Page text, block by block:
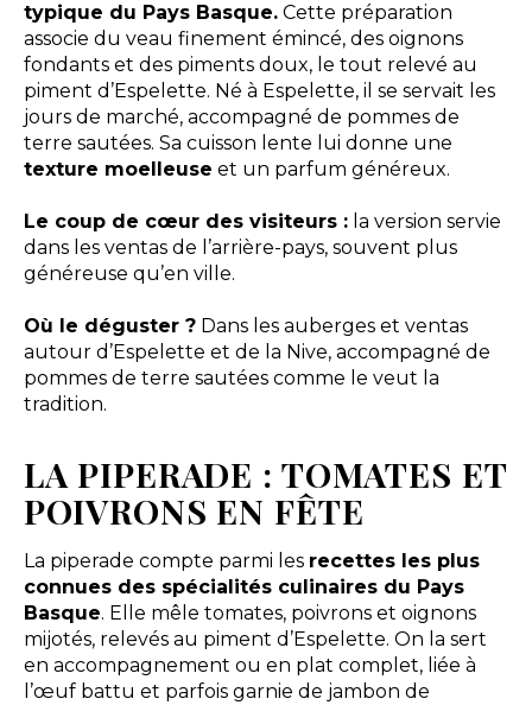
typique du Pays Basque.Cette préparation
associe du veau finement émincé, des oignons
fondants et des piments doux, le tout relevé au
piment d’Espelette. Né à Espelette, il se servait les
jours de marché, accompagné de pommes de
terre sautées. Sa cuisson lente lui donne une
texture moelleuse et un parfum généreux.
Le coup de cœur des visiteurs :la version servie
dans les ventas de l’arrière-pays, souvent plus
généreuse qu’en ville.
Où le déguster ?Dans les auberges et ventas
autour d’Espelette et de la Nive, accompagné de
pommes de terre sautées comme le veut la
tradition.
LA PIPERADE : TOMATES ET
POIVRONS EN FÊTE
La piperade compte parmi les recettes les plus
connues des spécialités culinaires du Pays
Basque. Elle mêle tomates, poivrons et oignons
mijotés, relevés au piment d’Espelette. On la sert
en accompagnement ou en plat complet, liée à
l’œuf battu et parfois garnie de jambon de